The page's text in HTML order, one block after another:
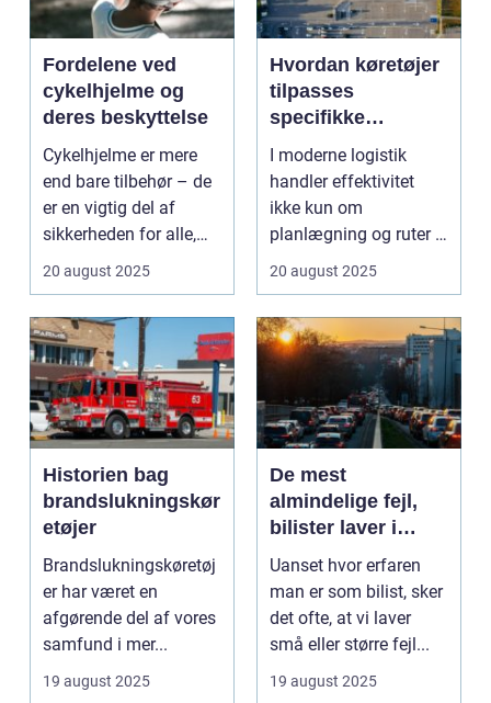
Fordelene ved
cykelhjelme og
deres beskyttelse
Cykelhjelme er mere
end bare tilbehør – de
er en vigtig del af
sikkerheden for alle,
de...
20 august 2025
Hvordan køretøjer
tilpasses
specifikke
logistiske opgaver
I moderne logistik
handler effektivitet
ikke kun om
planlægning og ruter –
det handler i...
20 august 2025
Historien bag
brandslukningskør
etøjer
Brandslukningskøretøj
er har været en
afgørende del af vores
samfund i mer...
19 august 2025
De mest
almindelige fejl,
bilister laver i
trafikken
Uanset hvor erfaren
man er som bilist, sker
det ofte, at vi laver
små eller større fejl...
19 august 2025